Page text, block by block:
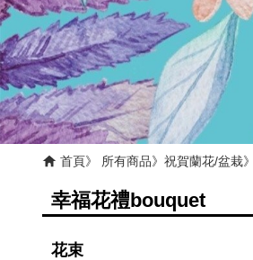
首頁 所有商品 祝賀蘭花/盆栽
幸福花禮bouquet
花束